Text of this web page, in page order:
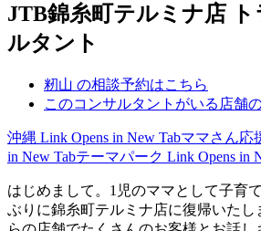
JTB錦糸町テルミナ店
ルタント
籾山 の相談予約はこちら
このコンサルタントがいる店舗
沖縄 Link Opens in New Tabママさん応
in New Tabテーマパーク Link Opens in
はじめまして。1児のママとして子育
ぶりに錦糸町テルミナ店に復帰いたし